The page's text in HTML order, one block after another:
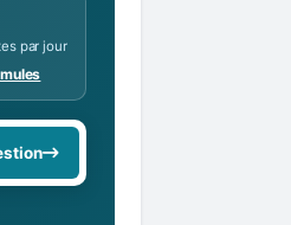
par jour